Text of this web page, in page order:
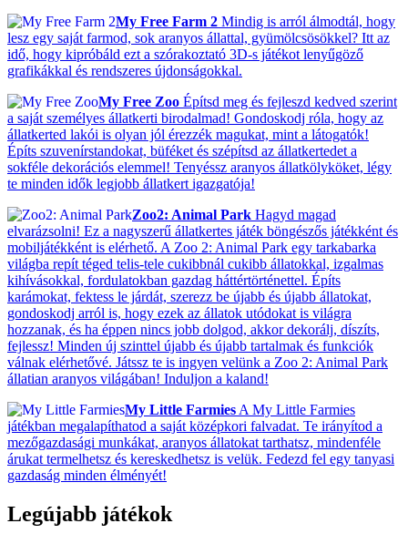
My Free Farm 2 Mindig is arról álmodtál, hogy
lesz egy saját farmod, sok aranyos állattal, gyümölcsösökkel? Itt az
idő, hogy kipróbáld ezt a szórakoztató 3D-s játékot lenyűgöző
grafikákkal és rendszeres újdonságokkal.
My Free Zoo Építsd meg és fejleszd kedved szerint
a saját személyes állatkerti birodalmad! Gondoskodj róla, hogy az
állatkerted lakói is olyan jól érezzék magukat, mint a látogatók!
Építs szuvenírstandokat, büféket és szépítsd az állatkertedet a
sokféle dekorációs elemmel! Tenyéssz aranyos állatkölyköket, légy
te minden idők legjobb állatkert igazgatója!
Zoo2: Animal Park Hagyd magad
elvarázsolni! Ez a nagyszerű állatkertes játék böngészős játékként és
mobiljátékként is elérhető. A Zoo 2: Animal Park egy tarkabarka
világba repít téged telis-tele cukibbnál cukibb állatokkal, izgalmas
kihívásokkal, fordulatokban gazdag háttértörténettel. Építs
karámokat, fektess le járdát, szerezz be újabb és újabb állatokat,
gondoskodj arról is, hogy ezek az állatok utódokat is világra
hozzanak, és ha éppen nincs jobb dolgod, akkor dekorálj, díszíts,
fejlessz! Minden új szinttel újabb és újabb tartalmak és funkciók
válnak elérhetővé. Játssz te is ingyen velünk a Zoo 2: Animal Park
állatian aranyos világában! Induljon a kaland!
My Little Farmies A My Little Farmies
játékban megalapíthatod a saját középkori falvadat. Te irányítod a
mezőgazdasági munkákat, aranyos állatokat tarthatsz, mindenféle
árukat termelhetsz és kereskedhetsz is velük. Fedezd fel egy tanyasi
gazdaság minden élményét!
Legújabb játékok